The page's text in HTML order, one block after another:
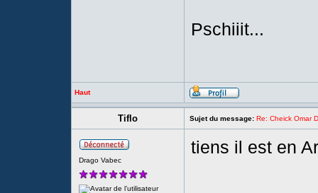
Pschiiit...
Haut
Tiflo Sujet du message: Re: Cheick Omar
Drago Vabec
tiens il est en